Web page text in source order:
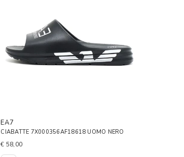
EA7
CIABATTE 7X000356AF18618 UOMO NERO
€ 58,00